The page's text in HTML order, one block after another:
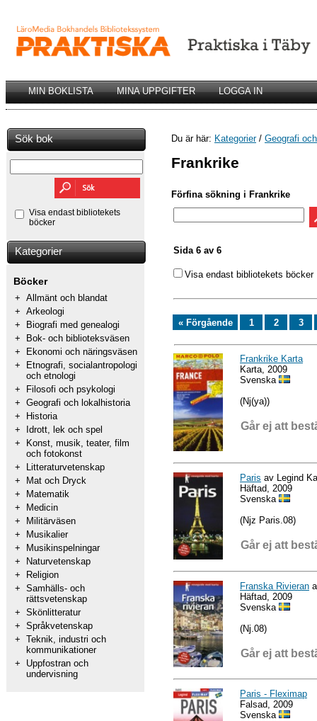
MIN BOKLISTA MINA UPPGIFTER LOGGA IN
Sök bok
Visa endast bibliotekets
böcker
Kategorier
Böcker
+ Allmänt och blandat
+ Arkeologi
+
Biografi med genealogi
+
Bok- och biblioteksväsen
+
Ekonomi och näringsväsen
+
Etnografi, socialantropologi
och etnologi
+
Filosofi och psykologi
+ Geografi och lokalhistoria
+
Historia
+
Idrott, lek och spel
+
Konst, musik, teater, film
och fotokonst
+
Litteraturvetenskap
+
Mat och Dryck
+
Matematik
+
Medicin
+
Militärväsen
+
Musikalier
+
Musikinspelningar
+
Naturvetenskap
+
Religion
+ Samhälls- och
rättsvetenskap
+ Skönlitteratur
+ Språkvetenskap
+ Teknik, industri och
kommunikationer
+
Uppfostran och
undervisning
Du är här: Kategorier/ Geografi
Frankrike
Förfina sökning i Frankrike
Sida 6 av 6
Visa endast bibliotekets böcker
« Förgående 1 2 3
Frankrike Karta
Karta, 2009
Svenska
(Nj(ya))
Går ej att
Paris av Legind
Häftad, 2009
Svenska
(Njz Paris.08)
Går ej att
Franska Rivieran
Häftad, 2009
Svenska
(Nj.08)
Går ej att
Paris - Fleximap
Falsad, 2009
Svenska